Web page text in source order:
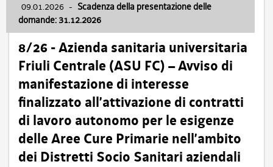
09.01.2026 - Scadenza della presentazione delle
domande: 31.12.2026
8/26 - Azienda sanitaria universitaria
Friuli Centrale (ASU FC) – Avviso di
manifestazione di interesse
finalizzato all’attivazione di contratti
di lavoro autonomo per le esigenze
delle Aree Cure Primarie nell’ambito
dei Distretti Socio Sanitari aziendali